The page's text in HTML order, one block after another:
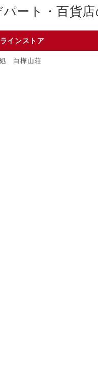
パート・百貨
インストア
白樺山荘